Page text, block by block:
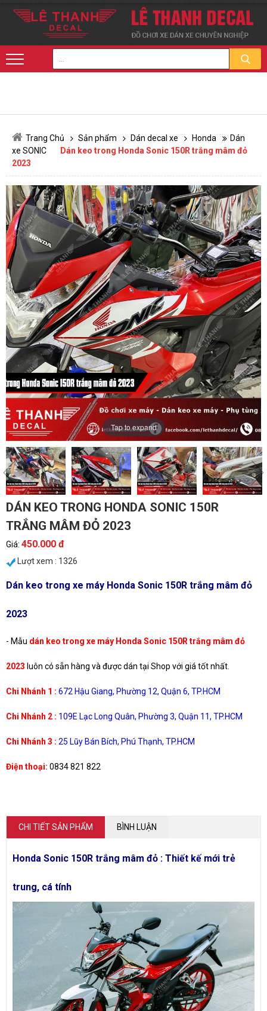
Trang Chủ Sản phẩm Dán decal xe Honda
Dán
xe SONIC
Dán keo trong Honda Sonic 150R trắng mâm đỏ
2023
Tap to expand
DÁN KEO TRONG HONDA SONIC 150R
TRẮNG MÂM ĐỎ 2023
Giá: 450.000 đ
Lượt xem : 1326
Dán keo trong xe máy Honda Sonic 150R trắng mâm đỏ
2023
- Mẫu dán keo trong xe máy Honda Sonic 150R trắng mâm đỏ
2023 luôn có sẵn hàng và được dán tại Shop với giá tốt nhất.
Chi Nhánh 1 : 672 Hậu Giang, Phường 12, Quận 6, TP.HCM
Chi Nhánh 2 : 109E Lạc Long Quân, Phường 3, Quận 11, TP.HCM
Chi Nhánh 3 : 25 Lũy Bán Bích, Phú Thạnh, TP.HCM
Điện thoại: 0834 821 822
CHI TIẾT SẢN PHẨM BÌNH LUẬN
Honda Sonic 150R trắng mâm đỏ : Thiết kế mới trẻ
trung, cá tính